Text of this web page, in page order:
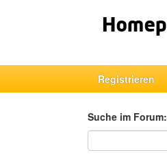
Registrieren
Suche im Forum:
Suche im Forum